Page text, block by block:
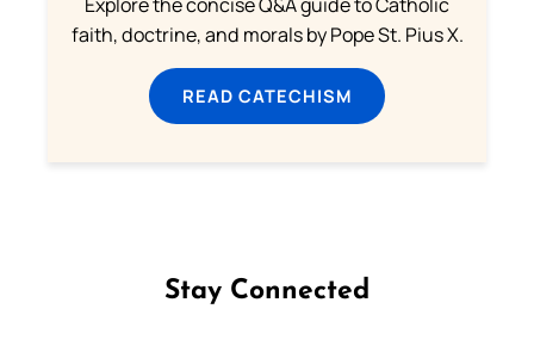
faith, doctrine, and morals by Pope St. Pius X.
READ CATECHISM
Stay Connected